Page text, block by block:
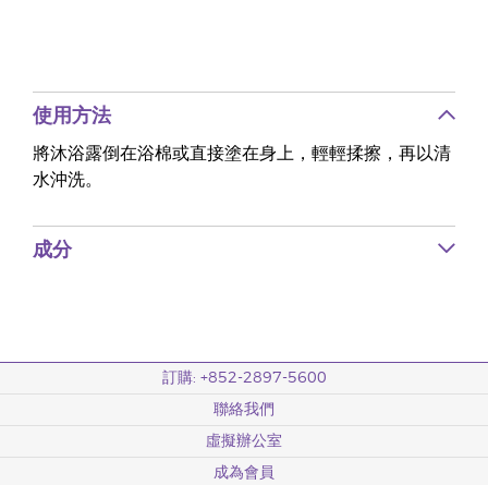
使用方法
將沐浴露倒在浴棉或直接塗在身上，輕輕揉擦，再以清
水沖洗。
成分
訂購: +852-2897-5600
聯絡我們
虛擬辦公室
成為會員